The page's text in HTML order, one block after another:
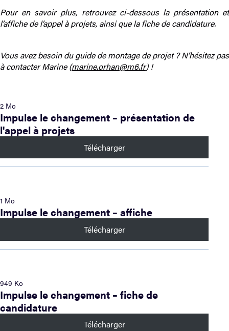
Pour en savoir plus, retrouvez ci-dessous la présentation et
l’affiche de l’appel à projets, ainsi que la fiche de candidature.
Vous avez besoin du guide de montage de projet ? N’hésitez pas
à contacter Marine (marine.orhan@m6.fr) !
2 Mo
Impulse le changement – présentation de
l'appel à projets
Télécharger
1 Mo
Impulse le changement – affiche
Télécharger
949 Ko
Impulse le changement – fiche de
candidature
Télécharger